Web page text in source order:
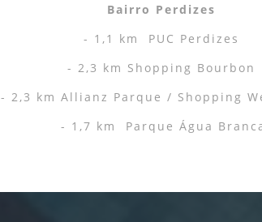
Bairro Perdizes
- 1,1 km PUC Perdizes
- 2,3 km Shopping Bourbon
- 2,3 km Allianz Parque / Shopping
- 1,7 km Parque Água